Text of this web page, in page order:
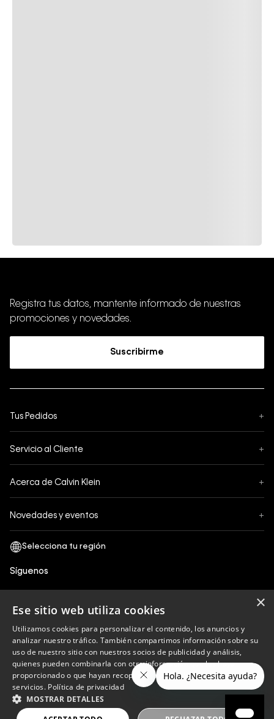
Registra tus datos, mantente informado de nuestras
promociones y novedades.
Suscribirme
Tus Pedidos +
Formas de Pago
Servicio al Cliente +
¿Cómo comprar?
Acerca de Calvin Klein +
Términos y Condiciones
Política de Privacidad y tratamiento de datos personales
Política de Cookies
Libro de reclamaciones
Políticas de recojo en tienda
Novedades y eventos +
Síguenos
Calvin Klein
Copyright © 2023 Calvin Klein peru ®. Todos los
derechos reservados.
×
Ese sitio web utiliza cookies
Utilizamos cookies para personalizar el contenido, los anuncios y
analizar nuestro tráfico. También compartimos información sobre su
uso de nuestro sitio con nuestros socios de publicidad y análisis,
quienes pueden combinarla con otra información que les haya
proporcionado o que hayan recopilado a partir del uso de sus
servicios. Política de privacidad
MOSTRAR DETALLES